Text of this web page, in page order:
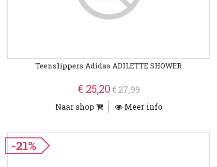
Teenslippers Adidas ADILETTE SHOWER
€ 25,20€ 27,99
Naar shop Meer info
-21%